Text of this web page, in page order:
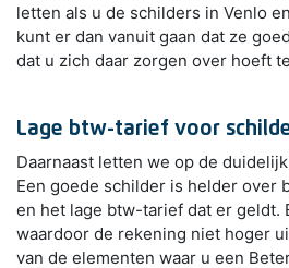
letten als u de schilders in Venlo
kunt er dan vanuit gaan dat ze
dat u zich daar zorgen over hoeft
Lage btw-tarief voor
Daarnaast letten we op de
Een goede schilder is helder over
en het lage btw-tarief dat er geldt.
waardoor de rekening niet hoger
van de elementen waar u een